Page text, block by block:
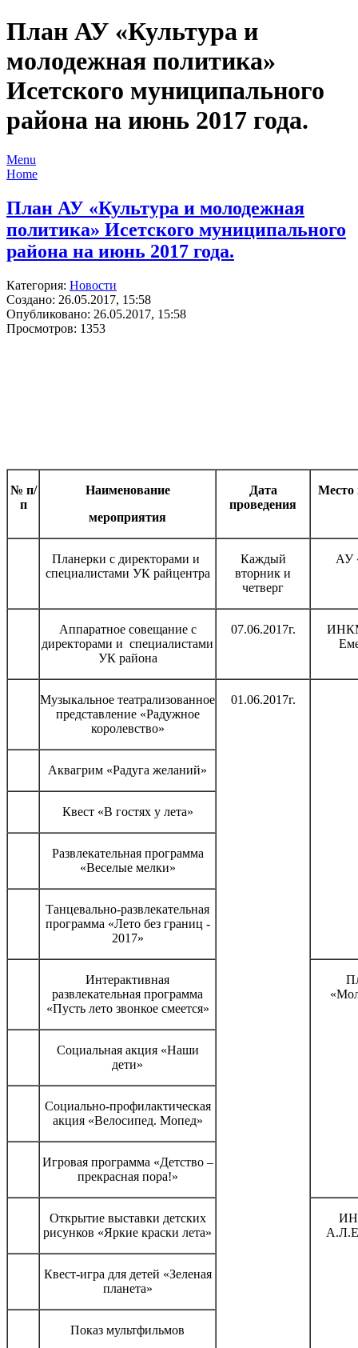
План АУ «Культура и
молодежная политика»
Исетского муниципального
района на июнь 2017 года.
Menu
Home
План АУ «Культура и молодежная
политика» Исетского муниципального
района на июнь 2017 года.
Категория: Новости
Создано: 26.05.2017, 15:58
Опубликовано: 26.05.2017, 15:58
Просмотров: 1353
№ п/
п
Наименование
мероприятия
Дата
проведения
Место
Планерки с директорами и
специалистами УК райцентра
Каждый
вторник и
четверг
АУ
Аппаратное совещание с
директорами и специалистами
УК района
07.06.2017г.
Музыкальное театрализованное
представление «Радужное
королевство»
01.06.2017г.
Аквагрим «Радуга желаний»
Квест «В гостях у лета»
Развлекательная программа
«Веселые мелки»
Танцевально-развлекательная
программа «Лето без границ -
2017»
Интерактивная
развлекательная программа
«Пусть лето звонкое смеется»
Социальная акция «Наши
дети»
Социально-профилактическая
акция «Велосипед. Мопед»
Игровая программа «Детство –
прекрасная пора!»
Открытие выставки детских
рисунков «Яркие краски лета»
Квест-игра для детей «Зеленая
планета»
Показ мультфильмов